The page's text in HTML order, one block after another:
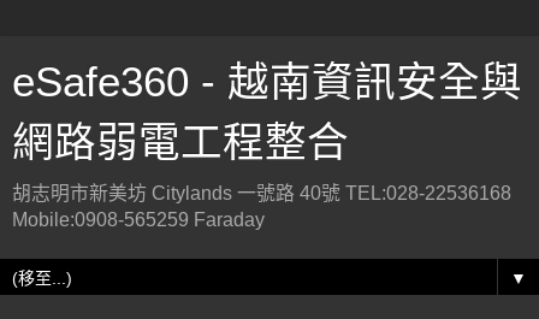
eSafe360 - 越南資訊安全與
網路弱電工程整合
胡志明市新美坊 Citylands 一號路 40號 TEL:028-22536168
Mobile:0908-565259 Faraday
▼